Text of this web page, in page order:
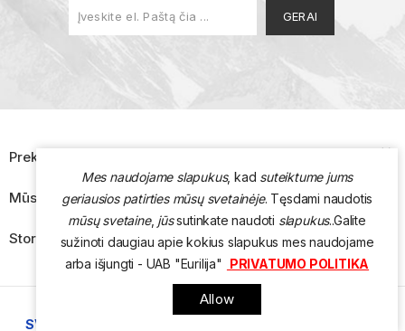
Prekės 
Mūsų Įmonė
Store Information
Mes naudojame slapukus, kad suteiktume jums
geriausios patirties mūsų svetainėje. Tęsdami naudotis
mūsų svetaine, jūssutinkate naudoti slapukus..Galite
sužinoti daugiau apie kokius slapukus mes naudojame
arba išjungti - UAB "Eurilija"
PRIVATUMO POLITIKA
Allow
SVETAINIŲ KŪRIMAS